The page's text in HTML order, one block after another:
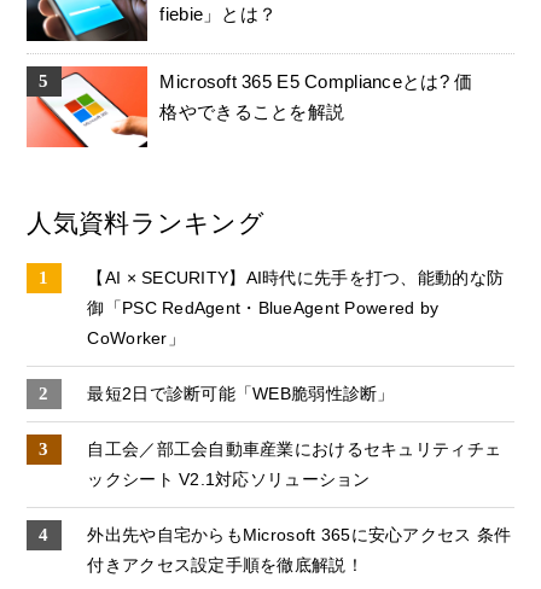
fiebie」とは？
Microsoft 365 E5 Complianceとは? 価
格やできることを解説
人気資料ランキング
【AI × SECURITY】AI時代に先手を打つ、能動的な防
御「PSC RedAgent・BlueAgent Powered by
CoWorker」
最短2日で診断可能「WEB脆弱性診断」
自工会／部工会自動車産業におけるセキュリティチェ
ックシート V2.1対応ソリューション
外出先や自宅からもMicrosoft 365に安心アクセス 条件
付きアクセス設定手順を徹底解説！